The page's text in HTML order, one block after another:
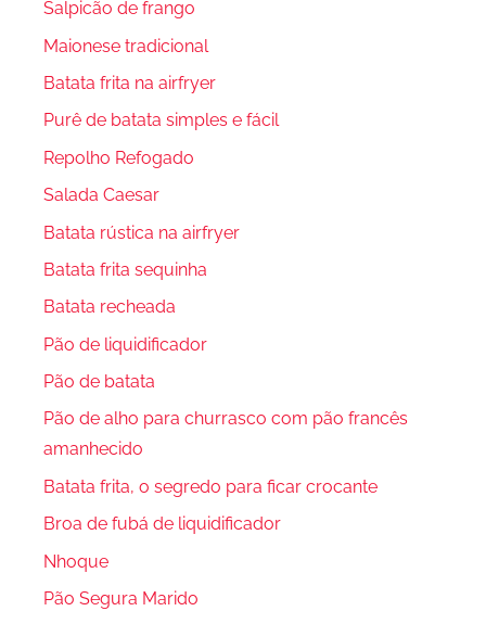
Salpicão de frango
Maionese tradicional
Batata frita na airfryer
Purê de batata simples e fácil
Repolho Refogado
Salada Caesar
Batata rústica na airfryer
Batata frita sequinha
Batata recheada
Pão de liquidificador
Pão de batata
Pão de alho para churrasco com pão francês
amanhecido
Batata frita, o segredo para ficar crocante
Broa de fubá de liquidificador
Nhoque
Pão Segura Marido